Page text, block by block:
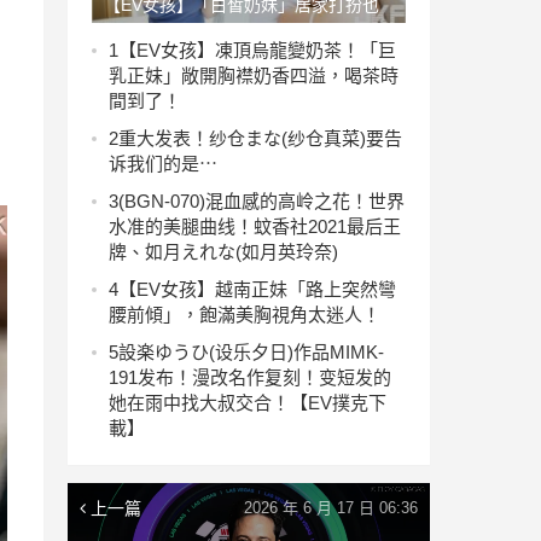
【EV女孩】「白皙奶妹」居家打扮也
好狂，小背心擋不住肉彈溢出，解開褲
褲真的猛～
1 【EV女孩】凍頂烏龍變奶茶！「巨
乳正妹」敞開胸襟奶香四溢，喝茶時
間到了！
2重大发表！纱仓まな(纱仓真菜)要告
诉我们的是⋯
3(BGN-070)混血感的高岭之花！世界
水准的美腿曲线！蚊香社2021最后王
牌、如月えれな(如月英玲奈)
4 【EV女孩】越南正妹「路上突然彎
腰前傾」，飽滿美胸視角太迷人！
5設楽ゆうひ(设乐夕日)作品MIMK-
191发布！漫改名作复刻！变短发的
她在雨中找大叔交合！【EV撲克下
載】
上一篇 2026 年 6 月 17 日 06:36